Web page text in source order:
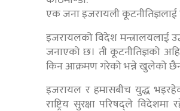
एक जना इजरायली
इजरायलको विदेश मन्त्रालयलाई
जनाएको छ। ती कूटनीतिज्ञको
किन आक्रमण गरेको भन्ने खुलेको
इजरायल र हमासबीच युद्ध
राष्ट्रिय सुरक्षा परिषद्ले